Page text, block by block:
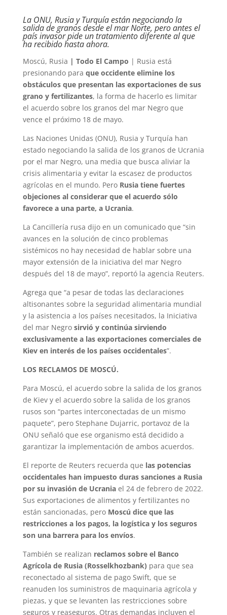
La ONU, Rusia y Turquía están negociando la
salida de granos desde el mar Norte, pero antes el
país invasor pide un tratamiento diferente al que
ha recibido hasta ahora.
Moscú, Rusia | Todo El Campo | Rusia está
presionando para que occidente elimine los
obstáculos que presentan las exportaciones de sus
grano y fertilizantes, la forma de hacerlo es limitar
el acuerdo sobre los granos del mar Negro que
vence el próximo 18 de mayo.
Las Naciones Unidas (ONU), Rusia y Turquía han
estado negociando la salida de los granos de Ucrania
por el mar Negro, una media que busca aliviar la
crisis alimentaria y evitar la escasez de productos
agrícolas en el mundo. Pero Rusia tiene fuertes
objeciones al considerar que el acuerdo sólo
favorece a una parte, a Ucrania.
La Cancillería rusa dijo en un comunicado que “sin
avances en la solución de cinco problemas
sistémicos no hay necesidad de hablar sobre una
mayor extensión de la iniciativa del mar Negro
después del 18 de mayo”, reportó la agencia Reuters.
Agrega que “a pesar de todas las declaraciones
altisonantes sobre la seguridad alimentaria mundial
y la asistencia a los países necesitados, la Iniciativa
del mar Negro sirvió y continúa sirviendo
exclusivamente a las exportaciones comerciales de
Kiev en interés de los países occidentales”.
LOS RECLAMOS DE MOSCÚ.
Para Moscú, el acuerdo sobre la salida de los granos
de Kiev y el acuerdo sobre la salida de los granos
rusos son “partes interconectadas de un mismo
paquete”, pero Stephane Dujarric, portavoz de la
ONU señaló que ese organismo está decidido a
garantizar la implementación de ambos acuerdos.
El reporte de Reuters recuerda que las potencias
occidentales han impuesto duras sanciones a Rusia
por su invasión de Ucraniael 24 de febrero de 2022.
Sus exportaciones de alimentos y fertilizantes no
están sancionadas, pero Moscú dice que las
restricciones a los pagos, la logística y los seguros
son una barrera para los envíos.
También se realizan reclamos sobre el Banco
Agrícola de Rusia (Rosselkhozbank) para que sea
reconectado al sistema de pago Swift, que se
reanuden los suministros de maquinaria agrícola y
piezas, y que se levanten las restricciones sobre
seguros y reaseguros. Otras demandas incluyen el